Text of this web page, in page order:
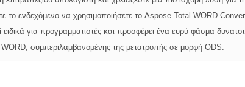
το ενδεχόμενο να χρησιμοποιήσετε το Aspose.Total WORD
για προγραμματιστές και προσφέρει ένα ευρύ φάσμα
συμπεριλαμβανομένης της μετατροπής σε μορφή ODS.